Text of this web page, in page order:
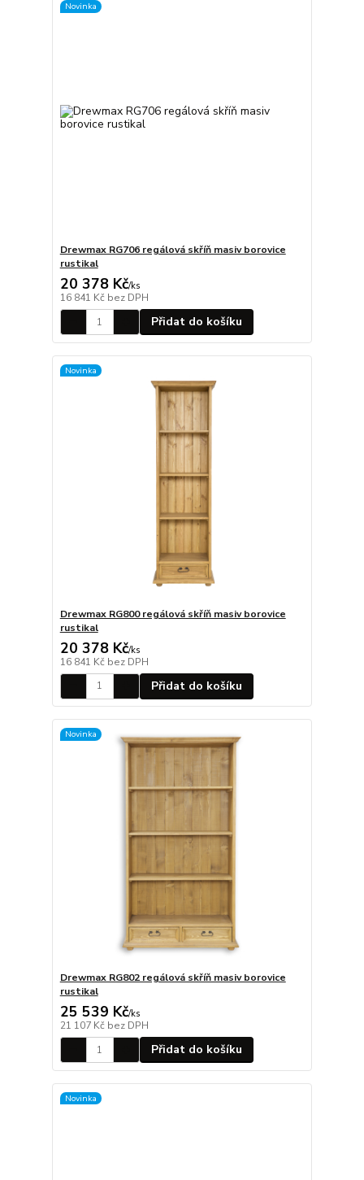
Novinka
Drewmax RG706 regálová skříň masiv borovice
rustikal
20 378 Kč/ks
16 841 Kč bez DPH
Přidat do košíku
Novinka
Drewmax RG800 regálová skříň masiv borovice
rustikal
20 378 Kč/ks
16 841 Kč bez DPH
Přidat do košíku
Novinka
Drewmax RG802 regálová skříň masiv borovice
rustikal
25 539 Kč/ks
21 107 Kč bez DPH
Přidat do košíku
Novinka